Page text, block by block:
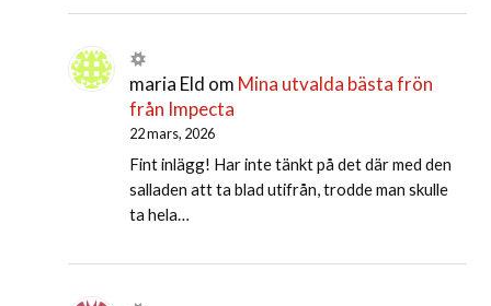
maria Eld om Mina utvalda bästa frön
från Impecta
22 mars, 2026
Fint inlägg! Har inte tänkt på det där med den
salladen att ta blad utifrån, trodde man skulle
ta hela…